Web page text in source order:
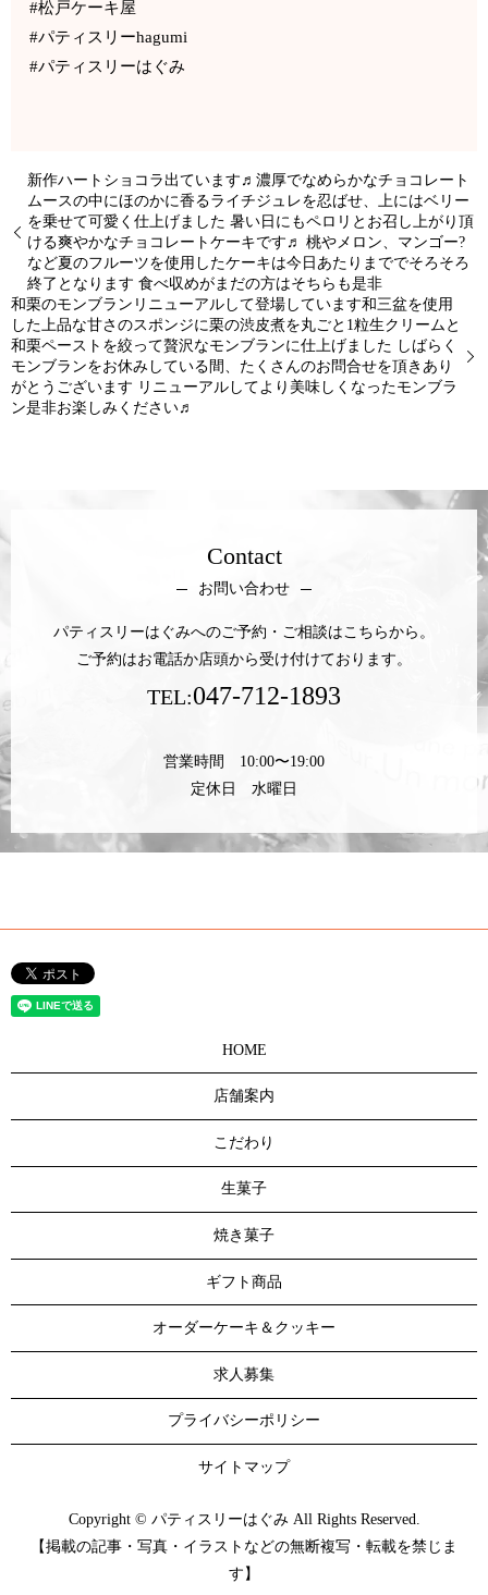
#松戸ケーキ屋
#パティスリーhagumi
#パティスリーはぐみ
新作ハートショコラ出ています♬濃厚でなめらかなチョコレート
ムースの中にほのかに香るライチジュレを忍ばせ、上にはベリー
を乗せて可愛く仕上げました 暑い日にもペロリとお召し上がり頂
ける爽やかなチョコレートケーキです♬ 桃やメロン、マンゴー?
など夏のフルーツを使用したケーキは今日あたりまででそろそろ
終了となります 食べ収めがまだの方はそちらも是非
和栗のモンブランリニューアルして登場しています和三盆を使用
した上品な甘さのスポンジに栗の渋皮煮を丸ごと1粒生クリームと
和栗ペーストを絞って贅沢なモンブランに仕上げました しばらく
モンブランをお休みしている間、たくさんのお問合せを頂きあり
がとうございます リニューアルしてより美味しくなったモンブラ
ン是非お楽しみください♬
Contact
お問い合わせ
パティスリーはぐみへのご予約・ご相談はこちらから。
ご予約はお電話か店頭から受け付けております。
TEL:047-712-1893
営業時間 10:00〜19:00
定休日 水曜日
HOME
店舗案内
こだわり
生菓子
焼き菓子
ギフト商品
オーダーケーキ＆クッキー
求人募集
プライバシーポリシー
サイトマップ
Copyright © パティスリーはぐみ All Rights Reserved.
【掲載の記事・写真・イラストなどの無断複写・転載を禁じま
す】